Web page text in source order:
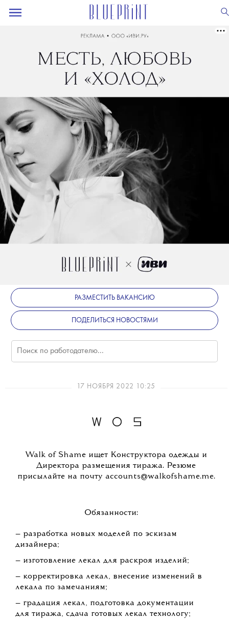
РАЗМЕСТИТЬ ВАКАНСИЮ
ПОДЕЛИТЬСЯ НОВОСТЯМИ
17 НОЯБРЯ 2022 10:25
Walk of Shame ищет Конструктора одежды и
Директора размещения тиража. Резюме
присылайте на почту accounts@walkofshame.me.
Обязанности:
— разработка новых моделей по эскизам
дизайнера;
— изготовление лекал для раскроя изделий;
— корректировка лекал, внесение изменений в
лекала по замечаниям;
— градация лекал, подготовка документации
для тиража, сдача готовых лекал технологу;